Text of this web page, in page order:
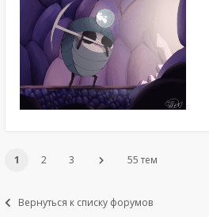
1 2 3 55 тем
Вернуться к списку форумов